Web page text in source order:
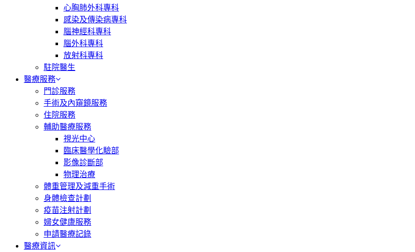
心胸肺外科專科
感染及傳染病專科
腦神經科專科
腦外科專科
放射科專科
駐院醫生
醫療服務
門診服務
手術及內窺鏡服務
住院服務
輔助醫療服務
視光中心
臨床醫學化驗部
影像診斷部
物理治療
體重管理及減重手術
身體檢查計劃
疫苗注射計劃
婦女健康服務
申請醫療記錄
醫療資訊